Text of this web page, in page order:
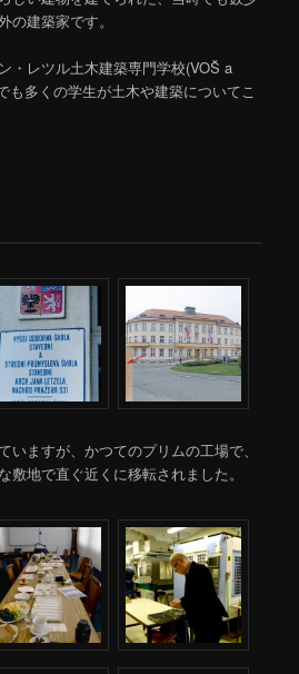
の建築家です。
・レツル土木建築専門学校(VOŠ a
多くの学生が土木や建築についてこ
いますが、かつてのプリムの工場で、
敷地で直ぐ近くに移転されました。